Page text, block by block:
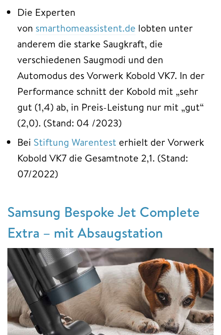
Die Experten
von smarthomeassistent.de lobten unter
anderem die starke Saugkraft, die
verschiedenen Saugmodi und den
Automodus des Vorwerk Kobold VK7. In der
Performance schnitt der Kobold mit „sehr
gut (1,4) ab, in Preis-Leistung nur mit „gut“
(2,0). (Stand: 04 /2023)
Bei Stiftung Warentest erhielt der Vorwerk
Kobold VK7 die Gesamtnote 2,1. (Stand:
07/2022)
Samsung Bespoke Jet Complete
Extra – mit Absaugstation